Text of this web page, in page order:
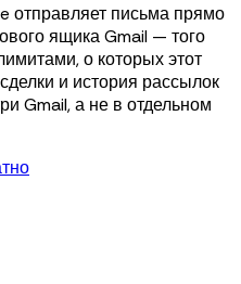
отправляет письма прямо
ящика Gmail — того
о которых этот
и история рассылок
Gmail, а не в отдельном